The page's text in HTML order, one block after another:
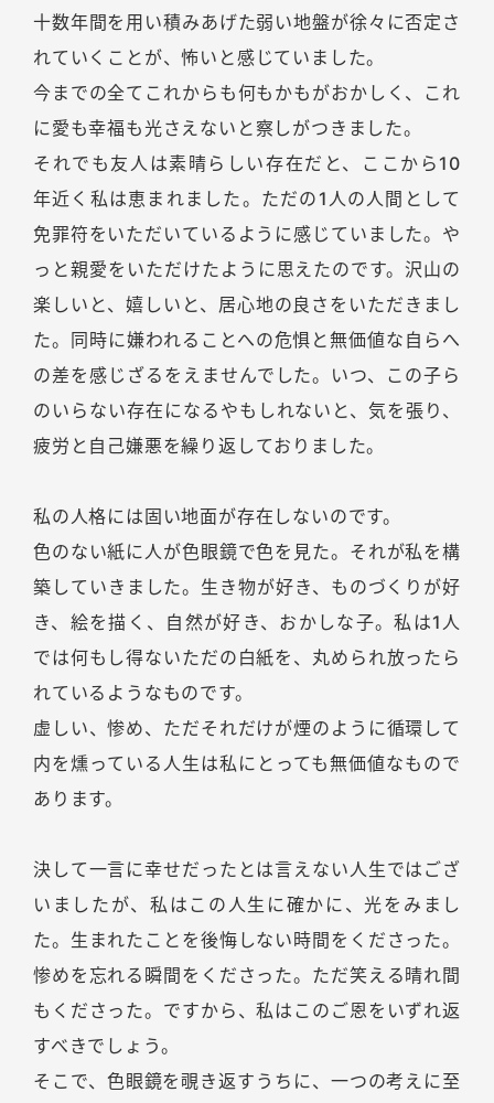
十数年間を用い積みあげた弱い地盤が徐々に否定さ
れていくことが、怖いと感じていました。
今までの全てこれからも何もかもがおかしく、これ
に愛も幸福も光さえないと察しがつきました。
それでも友人は素晴らしい存在だと、ここから10
年近く私は恵まれました。ただの1人の人間として
免罪符をいただいているように感じていました。や
っと親愛をいただけたように思えたのです。沢山の
楽しいと、嬉しいと、居心地の良さをいただきまし
た。同時に嫌われることへの危惧と無価値な自らへ
の差を感じざるをえませんでした。いつ、この子ら
のいらない存在になるやもしれないと、気を張り、
疲労と自己嫌悪を繰り返しておりました。
私の人格には固い地面が存在しないのです。
色のない紙に人が色眼鏡で色を見た。それが私を構
築していきました。生き物が好き、ものづくりが好
き、絵を描く、自然が好き、おかしな子。私は1人
では何もし得ないただの白紙を、丸められ放ったら
れているようなものです。
虚しい、惨め、ただそれだけが煙のように循環して
内を燻っている人生は私にとっても無価値なもので
あります。
決して一言に幸せだったとは言えない人生ではござ
いましたが、私はこの人生に確かに、光をみまし
た。生まれたことを後悔しない時間をくださった。
惨めを忘れる瞬間をくださった。ただ笑える晴れ間
もくださった。ですから、私はこのご恩をいずれ返
すべきでしょう。
そこで、色眼鏡を覗き返すうちに、一つの考えに至